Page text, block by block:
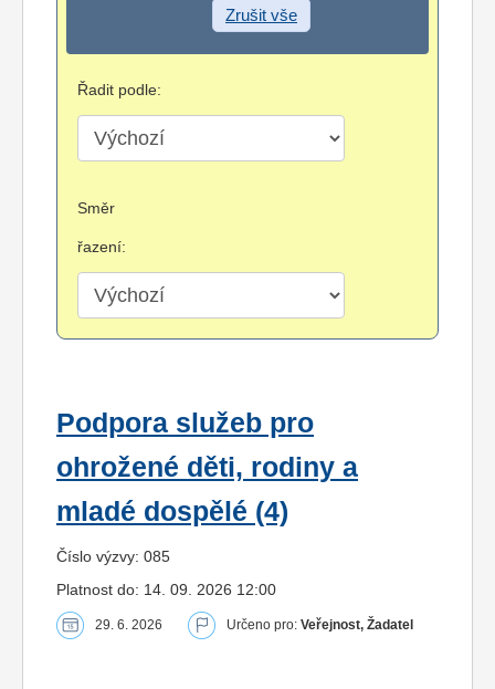
Zrušit vše
Řadit podle:
Směr
řazení:
Podpora služeb pro
ohrožené děti, rodiny a
mladé dospělé (4)
Číslo výzvy: 085
Platnost do: 14. 09. 2026 12:00
29. 6. 2026 Určeno pro: Veřejnost, Žadatel